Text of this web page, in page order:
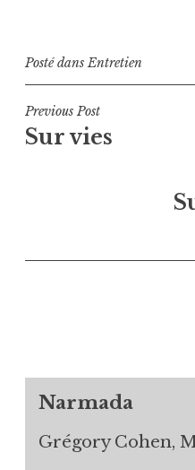
Posté dansEntretien
Navigation
de
Previous Post
Sur vies
Narmada
Grégory Cohen,